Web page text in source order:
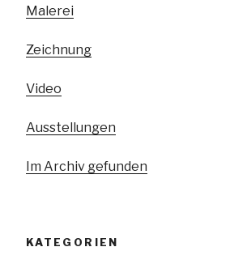
Malerei
Zeichnung
Video
Ausstellungen
Im Archiv gefunden
KATEGORIEN